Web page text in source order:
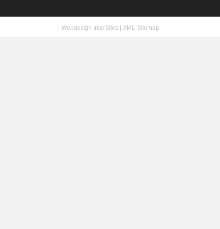
Webdesign InterSites| XML-Sitemap